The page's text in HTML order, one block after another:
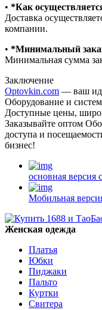
•⁠ ⁠ *Как
Доставка
компании.
•⁠ ⁠ *Минимальный
Минимальная сумма
Заключение
Optovkin.com — ваш
Оборудование и
Доступные цены,
Заказывайте оптом
доступа и
бизнес!
основная версия
Мобильная
Женская одежда
Платья
Юбки
Пиджаки
Пальто
Куртки
Свитера